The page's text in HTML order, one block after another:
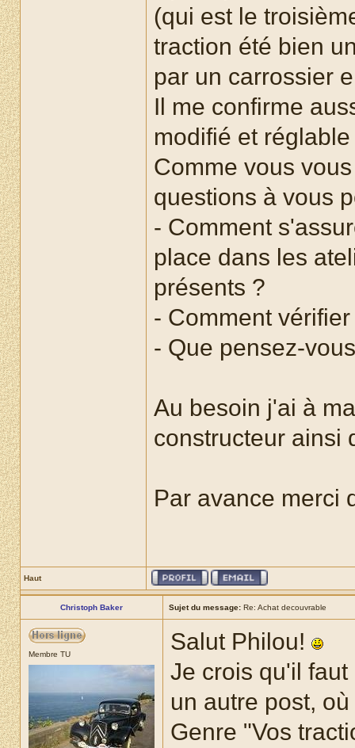
(qui est le
traction été bien
par un carrossier
Il me confirme
modifié et réglable
Comme vous
questions à vous
- Comment
place dans les
présents ?
- Comment
- Que pensez-
Au besoin j'ai à
constructeur ainsi
Par avance merci
Haut
Christoph Baker Sujet du message: Re: Achat decouvrable
Membre TU
Salut Philou!
Je crois qu'il
un autre post,
Genre "Vos